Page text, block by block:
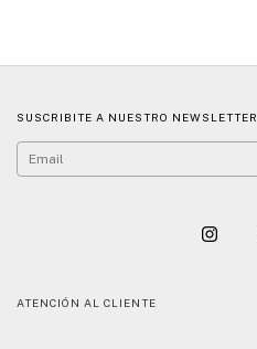
SUSCRIBITE A NUESTRO NEWSLETTER
ATENCIÓN AL CLIENTE